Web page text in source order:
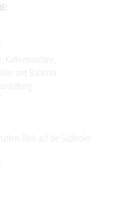
Kaffeemaschine,
und Backrohr
Blick auf die Südtiroler